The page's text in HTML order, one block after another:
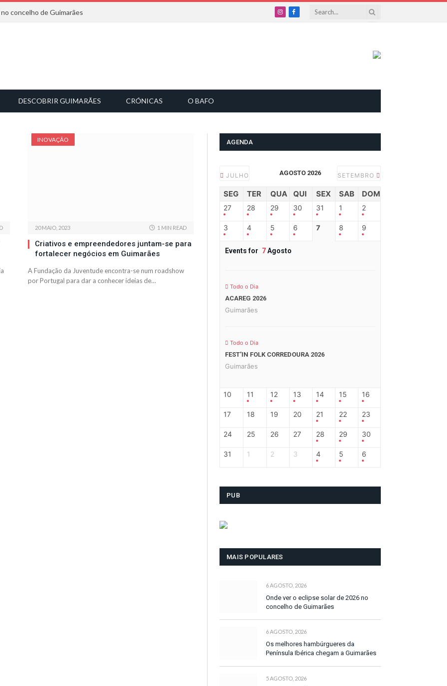
concelho de Guimarães
InstagramFacebook
DESCOBRIR GUIMARÃES CRÓNICAS O BAFO
INOVAÇÃO
20 MAIO, 2023 1 MIN READ
Criativos e empreendedores juntam-se para
fortalecer negócios em Guimarães
A Fundação da Juventude encontra-se num roadshow
por Portugal para dar a conhecer ideias de…
AGENDA
JULHO AGOSTO 2026 SETEMBRO
SEG TER QUA QUI SEX SAB DOM
27 28 29 30 31 1 2
3 4 5 6 7 8 9
Events for 7Agosto
Todo o Dia
ACAREG 2026
Guimarães
Todo o Dia
FEST’IN FOLK CORREDOURA 2026
Guimarães
10 11 12 13 14 15 16
17 18 19 20 21 22 23
24 25 26 27 28 29 30
31 1 2 3 4 5 6
PUB
MAIS POPULARES
6 AGOSTO, 2026
Onde ver o eclipse solar de 2026 no
concelho de Guimarães
6 AGOSTO, 2026
Os melhores hambúrgueres da
Península Ibérica chegam a Guimarães
5 AGOSTO, 2026